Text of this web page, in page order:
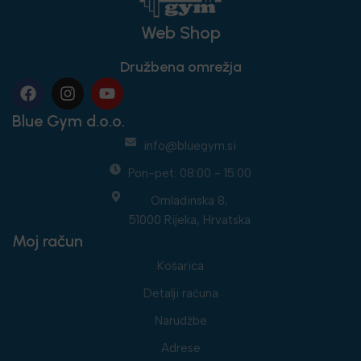
Web Shop
Družbena omrežja
Blue Gym d.o.o.
info@bluegym.si
Pon-pet: 08:00 - 15:00
Omladinska 8,
51000 Rijeka, Hrvatska
Moj račun
Košarica
Detalji računa
Narudžbe
Adrese